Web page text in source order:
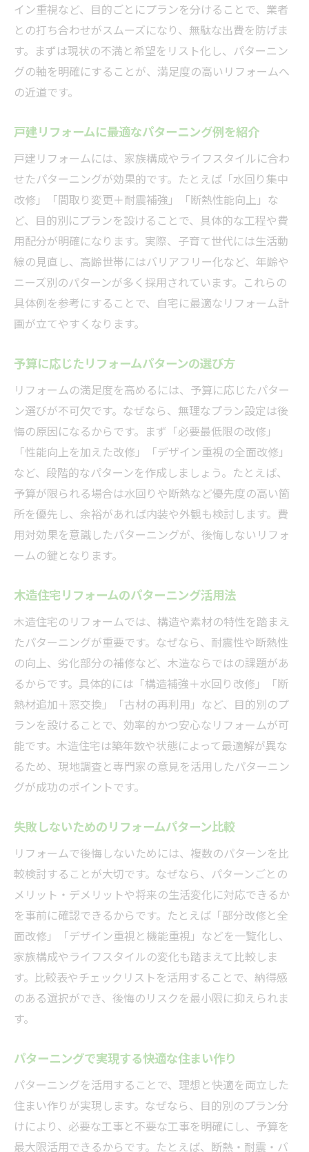
費用目安から見るパターニングのポイント
リフォーム資金計画と優先順位の考え方
パターニングが鍵となる戸建てリフォームのコ
ツ
手法
工務店選びも左右するパターニングの重要
戸建リノベーションに適したリフォーム例
パターニングで変わる住み心地と満足度
戸建ての増改築に役立つリフォーム提案
実践的なパターニングで後悔を防ぐ方法
後悔しないためのリフォーム選択術
リフォーム後悔ランキングから学ぶ注意点
口コミから見るリフォーム成功の秘訣
選択肢を広げるパターニングの進め方
リフォーム会社選びでの失敗回避策
後悔しない工事内容の決め方と事例
費用対効果を高めるリフォーム選択法
スケルトンリフォームを成功に導くポイント
スケルトンリフォームと通常リフォームの
違い
スケルトンリフォーム工務店の選び方のコ
ツ
パターニングで叶える自由度の高い間取り
スケルトンリフォーム事例と費用の目安
リフォーム計画時のスケルトン活用ポイン
ト
耐震・断熱改修にも最適なリフォーム方法
2025年リフォームの注意点と最新動向
2025年のリフォーム時期と避けるべき日
法改正がリフォーム計画に与える影響
最新のリフォーム動向とパターニング活用
法
2025年に注目すべき住宅リフォーム情報
最新情報を元にしたリフォーム計画の立て
方
増改築を検討する際に知りたい基礎知識
増改築リフォームを始める前のポイント
増改築comなどの情報活用法と選び方
増改築に適したパターニングの考え方
戸建リフォームと増改築の違いと注意点
リフォーム後の満足度を高める実践的アドバイ
ス
リフォーム満足度を上げるパターニングの
秘訣
イン重視など、目的ごとにプランを分けることで、業者
との打ち合わせがスムーズになり、無駄な出費を防げま
す。まずは現状の不満と希望をリスト化し、パターニン
グの軸を明確にすることが、満足度の高いリフォームへ
の近道です。
戸建リフォームに最適なパターニング例を紹介
戸建リフォームには、家族構成やライフスタイルに合わ
せたパターニングが効果的です。たとえば「水回り集中
改修」「間取り変更＋耐震補強」「断熱性能向上」な
ど、目的別にプランを設けることで、具体的な工程や費
用配分が明確になります。実際、子育て世代には生活動
線の見直し、高齢世帯にはバリアフリー化など、年齢や
ニーズ別のパターンが多く採用されています。これらの
具体例を参考にすることで、自宅に最適なリフォーム計
画が立てやすくなります。
予算に応じたリフォームパターンの選び方
リフォームの満足度を高めるには、予算に応じたパター
ン選びが不可欠です。なぜなら、無理なプラン設定は後
悔の原因になるからです。まず「必要最低限の改修」
「性能向上を加えた改修」「デザイン重視の全面改修」
など、段階的なパターンを作成しましょう。たとえば、
予算が限られる場合は水回りや断熱など優先度の高い箇
所を優先し、余裕があれば内装や外観も検討します。費
用対効果を意識したパターニングが、後悔しないリフォ
ームの鍵となります。
木造住宅リフォームのパターニング活用法
木造住宅のリフォームでは、構造や素材の特性を踏まえ
たパターニングが重要です。なぜなら、耐震性や断熱性
の向上、劣化部分の補修など、木造ならではの課題があ
るからです。具体的には「構造補強＋水回り改修」「断
熱材追加＋窓交換」「古材の再利用」など、目的別のプ
ランを設けることで、効率的かつ安心なリフォームが可
能です。木造住宅は築年数や状態によって最適解が異な
るため、現地調査と専門家の意見を活用したパターニン
グが成功のポイントです。
失敗しないためのリフォームパターン比較
リフォームで後悔しないためには、複数のパターンを比
較検討することが大切です。なぜなら、パターンごとの
メリット・デメリットや将来の生活変化に対応できるか
を事前に確認できるからです。たとえば「部分改修と全
面改修」「デザイン重視と機能重視」などを一覧化し、
家族構成やライフスタイルの変化も踏まえて比較しま
す。比較表やチェックリストを活用することで、納得感
のある選択ができ、後悔のリスクを最小限に抑えられま
す。
パターニングで実現する快適な住まい作り
パターニングを活用することで、理想と快適を両立した
住まい作りが実現します。なぜなら、目的別のプラン分
けにより、必要な工事と不要な工事を明確にし、予算を
最大限活用できるからです。たとえば、断熱・耐震・バ